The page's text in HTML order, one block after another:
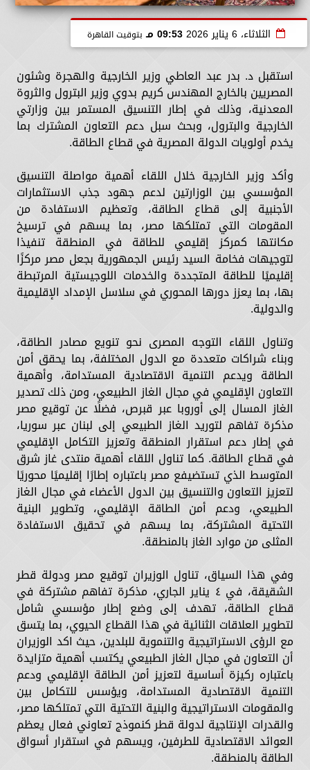
الثلاثاء، 6 يناير 2026 09:53 مـ بتوقيت القاهرة
استقبل د. بدر عبد العاطي وزير الخارجية والهجرة وشئون
المصريين بالخارج المهندس كريم بدوي وزير البترول والثروة
المعدنية، وذلك في إطار التنسيق المستمر بين وزارتي
الخارجية والبترول، وبحث سبل دعم التعاون المشترك بما
يخدم أولويات الدولة المصرية في قطاع الطاقة.
وأكد وزير الخارجية خلال اللقاء أهمية مواصلة التنسيق
المؤسسي بين الوزارتين لدعم جهود جذب الاستثمارات
الأجنبية إلى قطاع الطاقة، وتعظيم الاستفادة من
المقومات التي تمتلكها مصر، بما يسهم في ترسيخ
مكانتها كمركز إقليمي للطاقة في المنطقة تنفيذا
لتوجيهات فخامة السيد رئيس الجمهورية بجعل مصر مركزًا
إقليميًا للطاقة المتجددة والخدمات اللوجيستية المرتبطة
بها، بما يعزز دورها المحوري في سلاسل الإمداد الإقليمية
والدولية.
وتناول اللقاء التوجه المصرى نحو تنويع مصادر الطاقة،
وبناء شراكات متعددة مع الدول المختلفة، بما يحقق أمن
الطاقة ويدعم التنمية الاقتصادية المستدامة، وأهمية
التعاون الإقليمي في مجال الغاز الطبيعي، ومن ذلك تصدير
الغاز المسال إلى أوروبا عبر قبرص، فضلًا عن توقيع مصر
مذكرة تفاهم لتوريد الغاز الطبيعي إلى لبنان عبر سوريا،
في إطار دعم استقرار المنطقة وتعزيز التكامل الإقليمي
في قطاع الطاقة. كما تناول اللقاء أهمية منتدى غاز شرق
المتوسط الذي تستضيفع مصر باعتباره إطارًا إقليميًا محوريًا
لتعزيز التعاون والتنسيق بين الدول الأعضاء في مجال الغاز
الطبيعي، ودعم أمن الطاقة الإقليمي، وتطوير البنية
التحتية المشتركة، بما يسهم في تحقيق الاستفادة
المثلى من موارد الغاز بالمنطقة.
وفي هذا السياق، تناول الوزيران توقيع مصر ودولة قطر
الشقيقة، في ٤ يناير الجاري، مذكرة تفاهم مشتركة في
قطاع الطاقة، تهدف إلى وضع إطار مؤسسي شامل
لتطوير العلاقات الثنائية في هذا القطاع الحيوي، بما يتسق
مع الرؤى الاستراتيجية والتنموية للبلدين، حيث اكد الوزيران
أن التعاون في مجال الغاز الطبيعي يكتسب أهمية متزايدة
باعتباره ركيزة أساسية لتعزيز أمن الطاقة الإقليمي ودعم
التنمية الاقتصادية المستدامة، ويؤسس للتكامل بين
والمقومات الاستراتيجية والبنية التحتية التي تمتلكها مصر،
والقدرات الإنتاجية لدولة قطر كنموذج تعاوني فعال يعظم
العوائد الاقتصادية للطرفين، ويسهم في استقرار أسواق
الطاقة بالمنطقة.